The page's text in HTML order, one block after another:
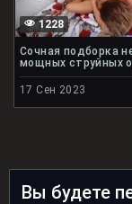
1228
Сочная подборка
мощных струйных
17 Сен 2023
Вы будете